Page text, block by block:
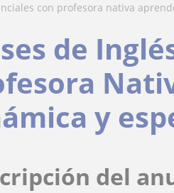
con profesora nativa
de
y
del